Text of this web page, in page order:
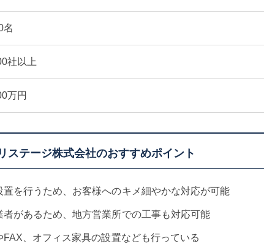
名
社以上
万円
リステージ株式会社のおすすめポイント
置を行うため、お客様へのキメ細やかな対応が可能
者があるため、地方営業所での工事も対応可能
、オフィス家具の設置なども行っている